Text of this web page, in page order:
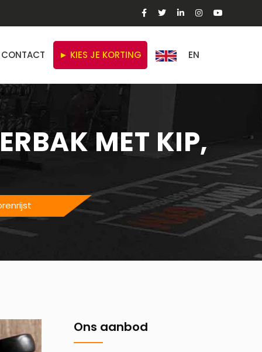
CONTACT ► KIES JE KORTING EN
MET KIP,
Ons aanbod